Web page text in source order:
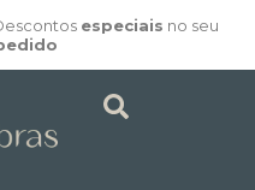
especiais no seu